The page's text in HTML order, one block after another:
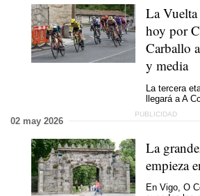
La Vuelta
hoy por
Carballo
y media
La tercera
llegará a A
02 may 2026
La
empieza
En Vigo, O